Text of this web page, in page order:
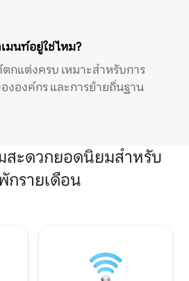
มนท์อยู่ใช่ไหม?
กแต่งครบ เหมาะสำหรับการ
งองค์กร และการย้ายถิ่นฐาน
สะดวกยอดนิยมสำหรับ
กรายเดือน